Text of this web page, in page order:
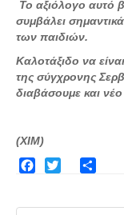
Το αξιόλογο αυτό
συμβάλει
των παιδιών.
Καλοτάξιδο να
της σύγχρονης
διαβάσουμε και νέο
(ΧΙΜ)